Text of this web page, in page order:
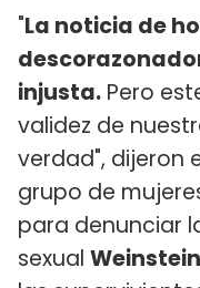
"La noticia de
injusta. Pero
validez de
verdad", dijeron
grupo de
para denunciar
sexual Weinstein